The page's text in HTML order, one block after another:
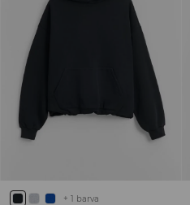
+ 1 barva